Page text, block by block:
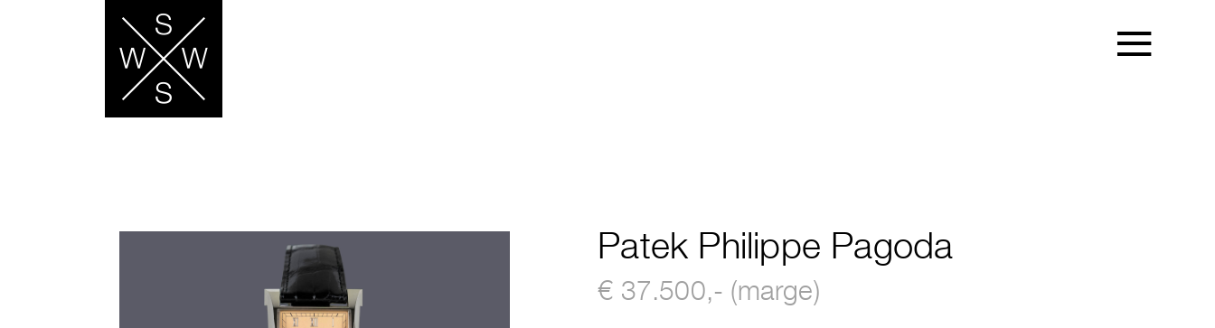
Patek Philippe Pagoda
€ 37.500,- (marge)